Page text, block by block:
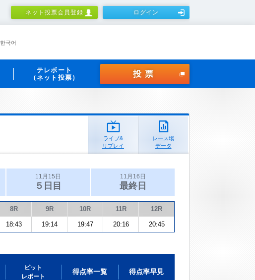
ネット投票会員登録 ログイン
한국어
テレボート
（ネット投票）
投票
ライブ&
リプレイ
レース場
データ
11月15日
５日目
11月16日
最終日
8R 9R 10R 11R 12R
18:43 19:14 19:47 20:16 20:45
ピット
レポート
得点率一覧 得点率早見